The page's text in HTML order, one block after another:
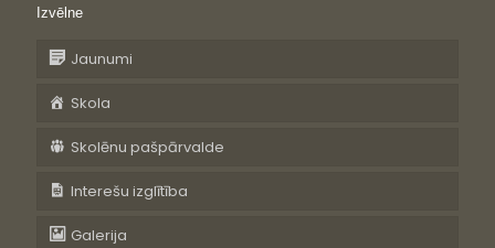
Izvēlne
Jaunumi
Skola
Skolēnu pašpārvalde
Interešu izglītība
Galerija